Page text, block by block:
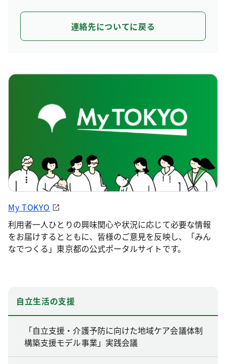
連絡先についてに戻る
My TOKYO
利用者一人ひとりの興味関心や状況に応じて必要な情報
をお届けするとともに、皆様のご意見を反映し、「みん
なでつくる」東京都の公式ポータルサイトです。
自立生活の支援
「自立支援・介護予防に向けた地域ケア会議体制
構築支援モデル事業」実践会議